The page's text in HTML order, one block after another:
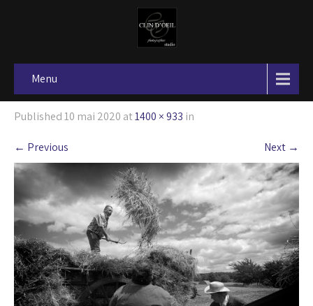
Menu
Published10 mai 2020 at1400 × 933 in
← Previous Next →